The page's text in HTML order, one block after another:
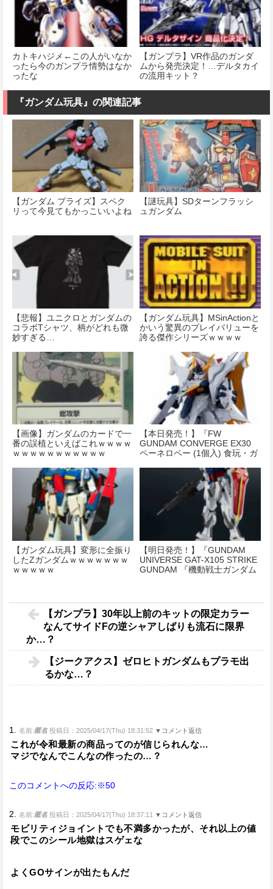
カトキハジメ←この人がいなか
ったら今のガンプラ情勢はなか
ったな
【ガンプラ】VR作品のガンダ
ムから発売決定！…デルタカイ
の流用キット？
『ガンダム玩具』の関連記事
【ガンダム プライズ】スペク
リって今見てもかっこいいよね
【謎玩具】SDターンフラッシ
ュガンダム
【悲報】ユニクロとガンダムの
コラボTシャツ、柄がどれも微
妙すぎる…
【ガンダム玩具】MSinActionと
かいう驚異のプレイバリューを
誇る傑作シリーズｗｗｗｗ
【画像】ガンダムのカードで一
番の誤植といえばこれｗｗｗｗ
ｗｗｗｗｗｗｗｗｗｗｗ
【本日発売！】『FW
GUNDAM CONVERGE EX30
ペーネロペー (1個入) 食玩・ガ
【ガンダム玩具】変形に全振り
したZガンダムｗｗｗｗｗｗｗ
ｗｗｗｗｗ
【明日発売！】『GUNDAM
UNIVERSE GAT-X105 STRIKE
GUNDAM 『機動戦士ガンダム
【ガンプラ】30年以上前のキットの限定カラー
なんてサイドFの逆シャアしばりも流石に限界
か…？
【ジークアクス】ゼロヒトガンダムもプラモ出
るかな…？
1. 名前:匿名 投稿日：2025/04/17(Thu) 18:31:52 ▼コメント返信
これが令和最新の商品ってのが信じられんな…
マジでなんでこんなの作ったの…？
このコメントへの反応:※50
2. 名前:匿名 投稿日：2025/04/17(Thu) 18:37:11 ▼コメント返信
モビリティジョイントでも不満多かったが、それ以上の値
段でこのシール地獄はスゲェな
よくGOサインが出たもんだ